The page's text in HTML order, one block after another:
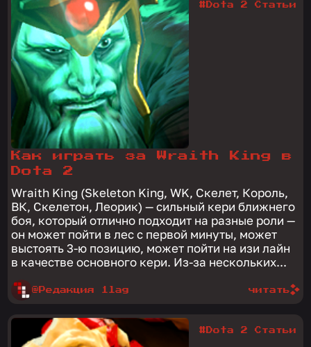
Как играть за Wraith King в
Dota 2
Wraith King (Skeleton King, WK, Скелет, Король,
ВК, Скелетон, Леорик) — сильный кери ближнего
боя, который отлично подходит на разные роли —
он может пойти в лес с первой минуты, может
выстоять 3-ю позицию, может пойти на изи лайн
в качестве основного кери. Из-за нескольких...
@Редакция 1lag
#Dota 2 Статьи
читать
#Dota 2 Статьи